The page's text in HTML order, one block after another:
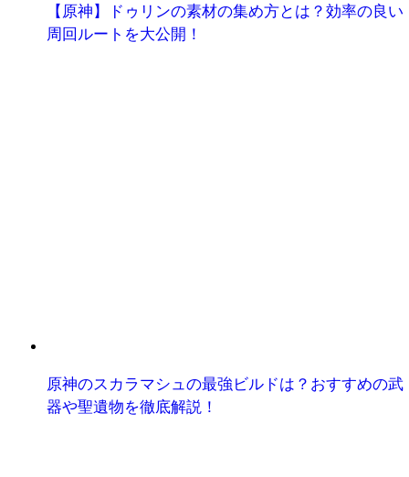
【原神】ドゥリンの素材の集め方とは？効率の良い
周回ルートを大公開！
原神のスカラマシュの最強ビルドは？おすすめの武
器や聖遺物を徹底解説！